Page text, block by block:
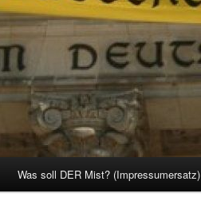
Was soll DER Mist? (Impressumersatz)